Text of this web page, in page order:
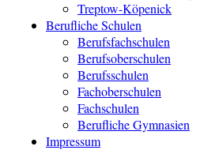
Treptow-Köpenick
Berufliche Schulen
Berufsfachschulen
Berufsoberschulen
Berufsschulen
Fachoberschulen
Fachschulen
Berufliche Gymnasien
Impressum